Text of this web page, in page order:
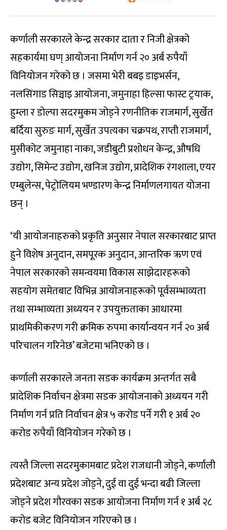
कर्णाली सरकारले केन्द्र सरकार दाता र निजी क्षेत्रको
सहकार्यमा घण् आयोजना निर्माण गर्न २० अर्ब रुपैयाँ
विनियोजन गरेको छ । जसमा भेरी बबइ डाइभर्सन,
नलसिंगाड सिञ्चाइ आयोजना, जमुनाहा हिल्सा फास्ट ट्रयाक,
हुम्ला र डोल्पा सदरमुकम जोड्ने रणनीतिक राजमार्ग, सुर्खेत
बर्दिया सुरुङ मार्ग, सुर्खेत उपत्यका चक्रपथ, राप्ती राजमार्ग,
मुसीकोट जमुनाहा नाका, जडीबुटी प्रशोधन केन्द्र, औषधि
उद्योग, सिमेन्ट उद्योग, खनिज उद्योग, प्रादेशिक रंगशाला, एयर
एम्बुलेन्स, पेट्रोलियम भण्डारण केन्द्र निर्माणलगायत योजना
छन् ।
‘यी आयोजनाहरुको प्रकृति अनुसार नेपाल सरकारबाट प्राप्त
हुने विशेष अनुदान, समपूरक अनुदान, आन्तरिक ऋण एवं
नेपाल सरकारको समन्वयमा विकास साझेदारहरूको
सहयोग समेतबाट विभिन्न आयोजनाहरूको पूर्वसम्भाव्यता
तथा सम्भाव्यता अध्ययन र उपयुक्तताका आधारमा
प्राथमिकीकरण गरी क्रमिक रुपमा कार्यान्वयन गर्न २० अर्ब
परिचालन गरिनेछ’ बजेटमा भनिएको छ ।
कर्णाली सरकारले जनता सडक कार्यक्रम अन्तर्गत सबै
प्रादेशिक निर्वाचन क्षेत्रमा सडक आयोजनाको अध्ययन गरी
निर्माण गर्न प्रति निर्वाचन क्षेत्र ५ करोड पर्ने गरी १ अर्ब २०
करोड रुपैयाँ विनियोजन गरेको छ ।
त्यस्तै जिल्ला सदरमुकामबाट प्रदेश राजधानी जोड्ने, कर्णाली
प्रदेशबाट अन्य प्रदेश जोड्ने, दुई वा दुई भन्दा बढी जिल्ला
जोड्ने प्रदेश गौरवका सडक आयोजना निर्माण गर्न १ अर्ब २८
करोड बजेट विनियोजन गरिएको छ ।